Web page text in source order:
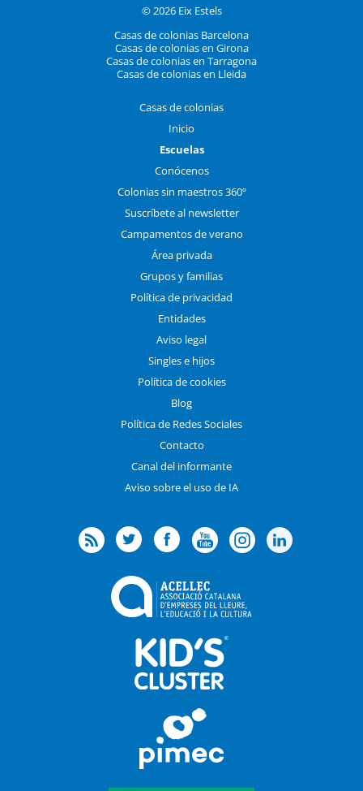
© 2026 Eix Estels
Casas de colonias Barcelona
Casas de colonias en Girona
Casas de colonias en Tarragona
Casas de colonias en Lleida
Casas de colonias
Inicio
Escuelas
Conócenos
Colonias sin maestros 360º
Suscríbete al newsletter
Campamentos de verano
Área privada
Grupos y familias
Política de privacidad
Entidades
Aviso legal
Singles e hijos
Política de cookies
Blog
Política de Redes Sociales
Contacto
Canal del informante
Aviso sobre el uso de IA